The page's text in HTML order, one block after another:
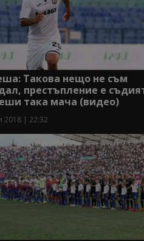
Такова нещо не съм
престъпление е
така мача (видео)
2018 | 22:32